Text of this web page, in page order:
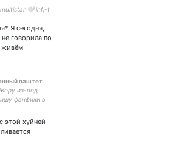
infj-t
Я сегодня,
говорила по
живём
паштет
из-под
фанфики в
жую
she/they•non-
этой хуйней